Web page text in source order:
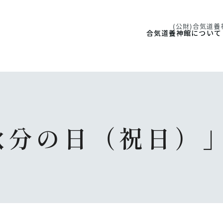
(公財)合気道養
合気道養神館について
の日（祝日）